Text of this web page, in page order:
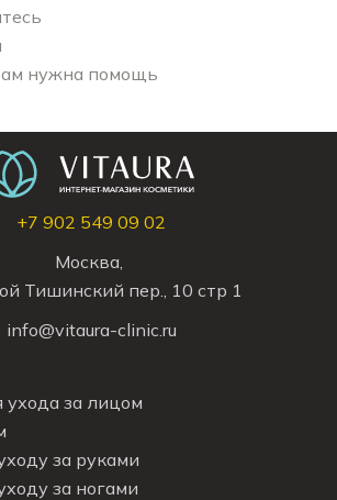
нужна помощь
+7 902 549 09 02
Москва,
Тишинский пер., 10 стр 1
info@vitaura-clinic.ru
ухода за лицом
за руками
за ногами